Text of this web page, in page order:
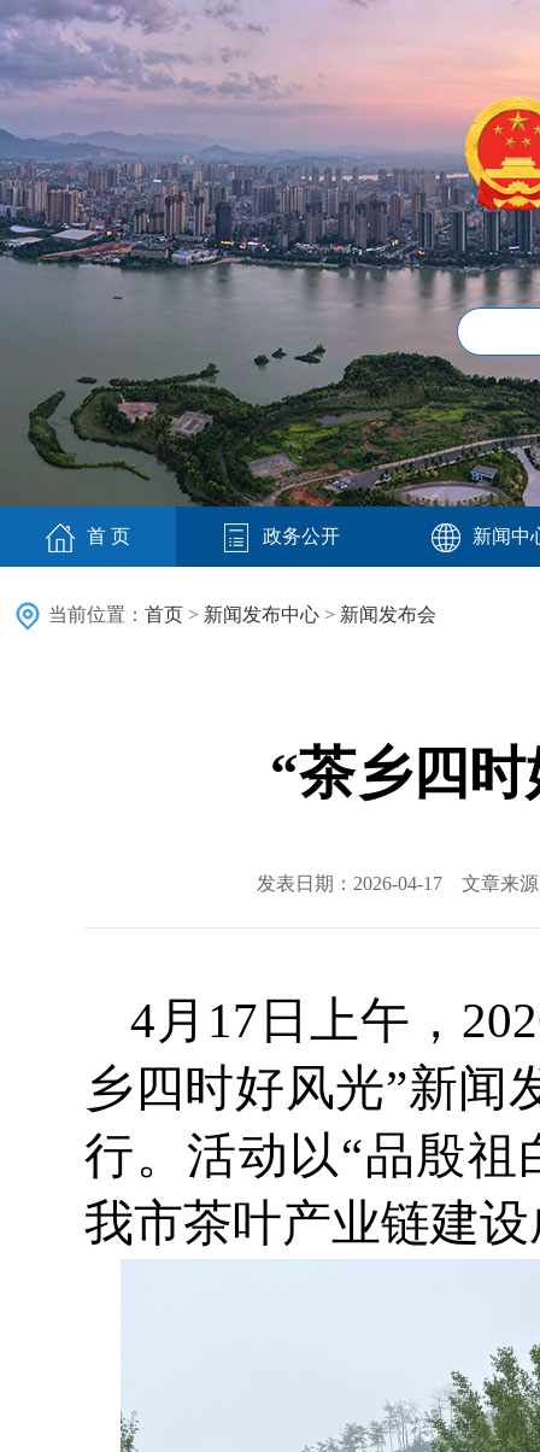
首 页 政务公开 新闻中
当前位置： 首页 > 新闻发布中心 > 新闻发布会
“茶乡四
发表日期：2026-04-17 文章来
4月17日上午，
乡四时好风光”新闻
行。活动以“品殷
我市茶叶产业链建